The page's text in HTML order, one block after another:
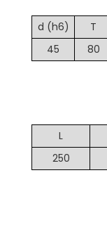
d (h6) T
45
80
L
250